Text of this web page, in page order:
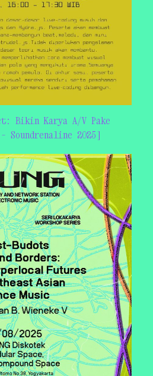
Bikin Karya A/V Pake
Soundrenaline 2025]